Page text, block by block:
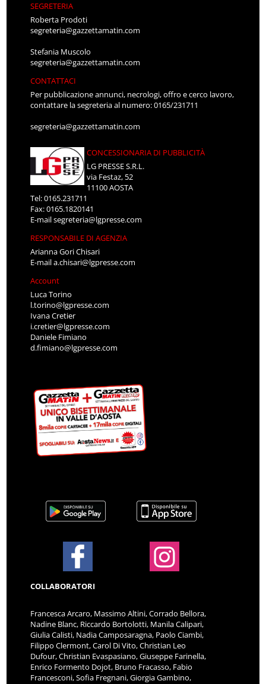
SEGRETERIA
Roberta Prodoti
segreteria@gazzettamatin.com
Stefania Muscolo
segreteria@gazzettamatin.com
CONTATTACI
Per pubblicazione annunci, necrologi, offro e cerco lavoro,
contattare la segreteria al numero: 0165/231711
segreteria@gazzettamatin.com
CONCESSIONARIA DI PUBBLICITÀ
LG PRESSE S.R.L.
via Festaz, 52
11100 AOSTA
Tel: 0165.231711
Fax: 0165.1820141
E-mailsegreteria@lgpresse.com
RESPONSABILE DI AGENZIA
Arianna Gori Chisari
E-maila.chisari@lgpresse.com
Account
Luca Torino
l.torino@lgpresse.com
Ivana Cretier
i.cretier@lgpresse.com
Daniele Fimiano
d.fimiano@lgpresse.com
COLLABORATORI
Francesca Arcaro, Massimo Altini, Corrado Bellora,
Nadine Blanc, Riccardo Bortolotti, Manila Calipari,
Giulia Calisti, Nadia Camposaragna, Paolo Ciambi,
Filippo Clermont, Carol Di Vito, Christian Leo
Dufour, Christian Evaspasiano, Giuseppe Farinella,
Enrico Formento Dojot, Bruno Fracasso, Fabio
Francesconi, Sofia Fregnani, Giorgia Gambino,